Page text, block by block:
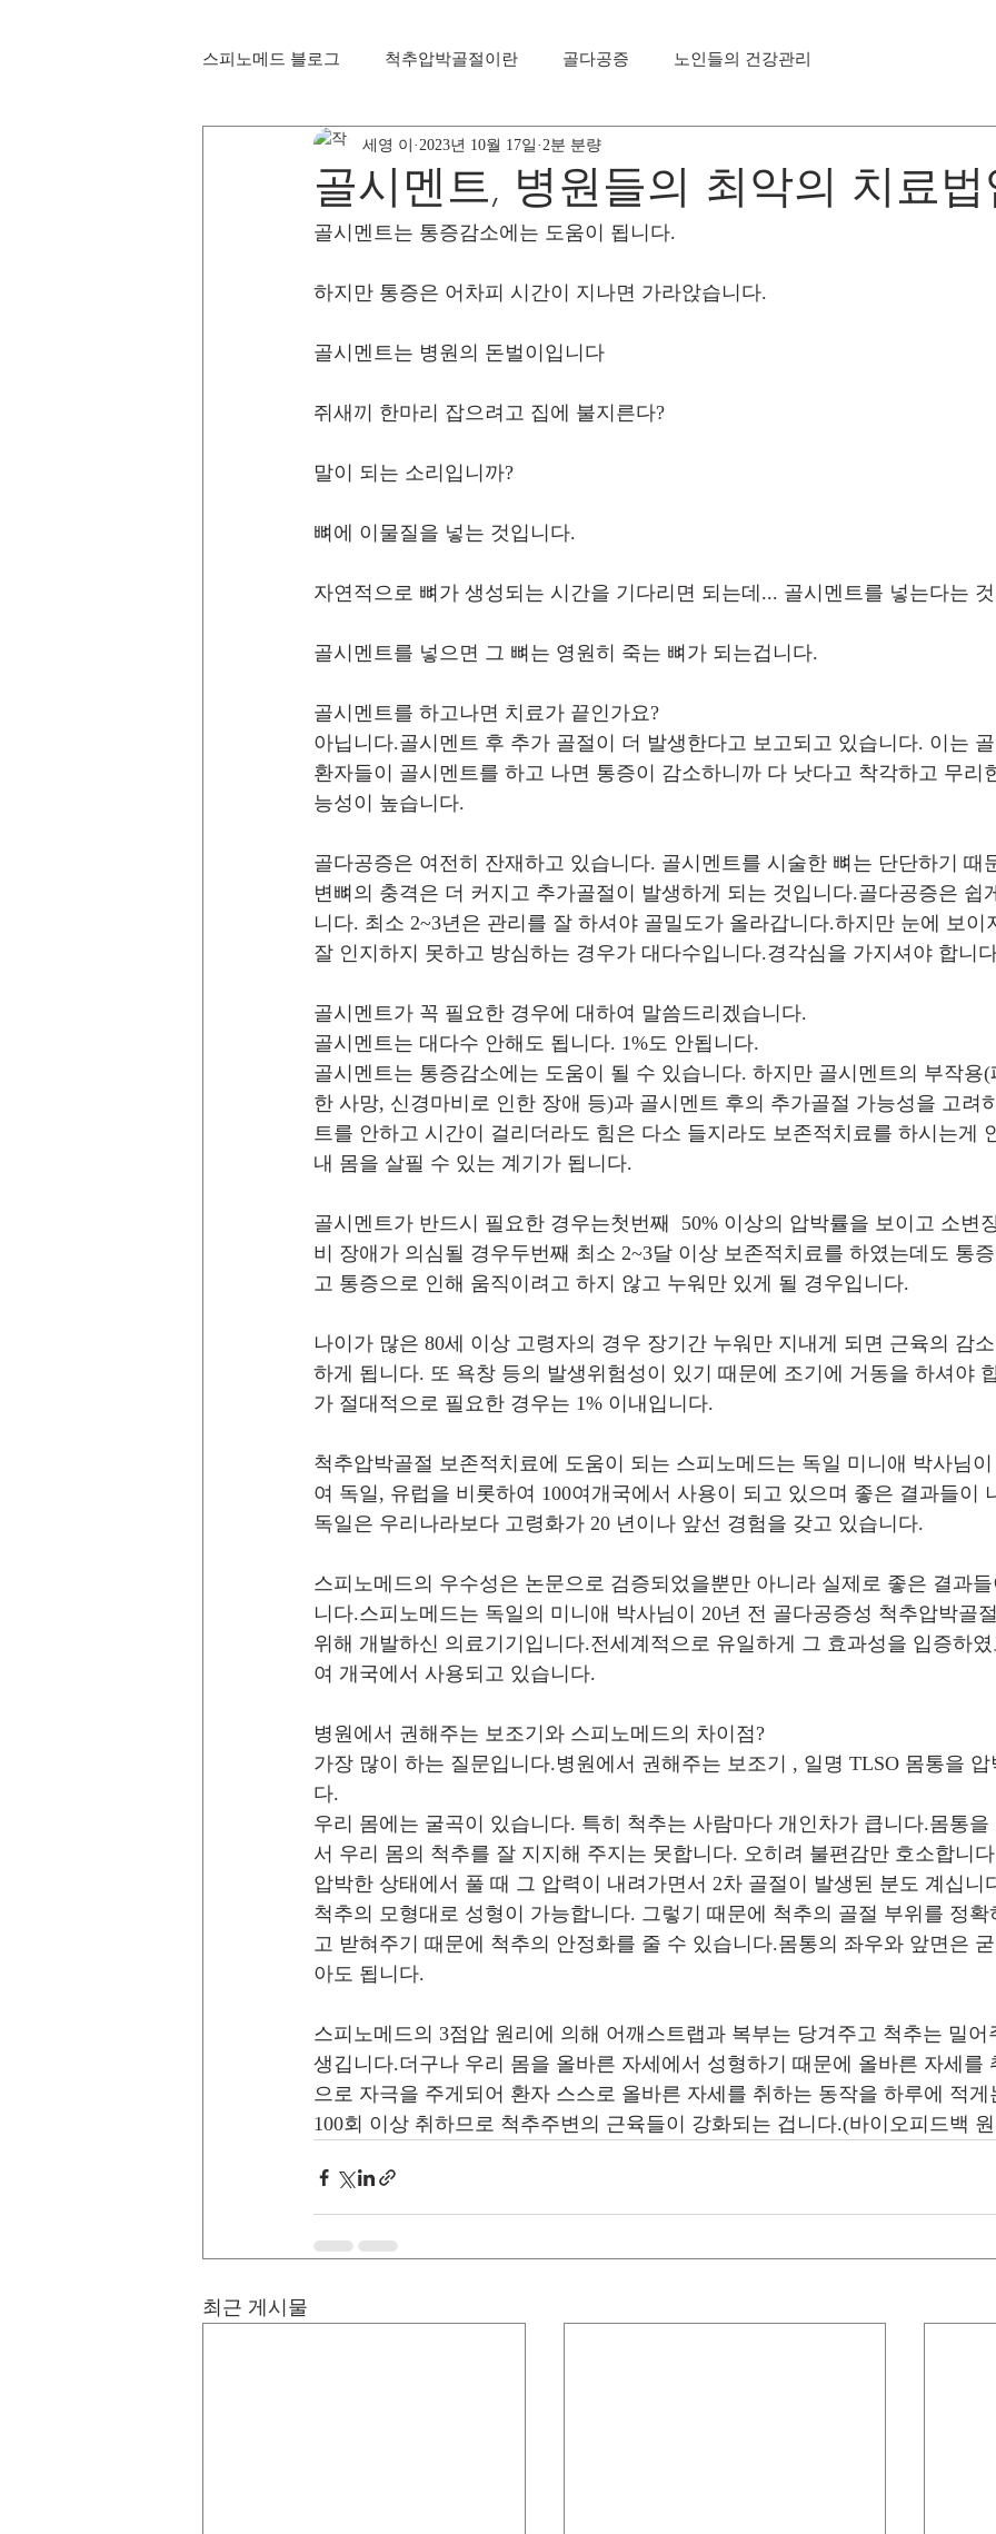
스피노메드 블로그 척추압박골절이란 골다공증 노인들의 건강관리
골시멘트, 병원들의 최악의 치료
세영 이 2023년 10월 17일 2분 분량
골시멘트는 통증감소에는 도움이 됩니다.
하지만 통증은 어차피 시간이 지나면 가라앉습니다.
골시멘트는 병원의 돈벌이입니다
쥐새끼 한마리 잡으려고 집에 불지른다?
말이 되는 소리입니까?
뼈에 이물질을 넣는 것입니다.
자연적으로 뼈가 생성되는 시간을 기다리면 되는데... 골시멘트를 넣는다는
골시멘트를 넣으면 그 뼈는 영원히 죽는 뼈가 되는겁니다.
골시멘트를 하고나면 치료가 끝인가요?
아닙니다.골시멘트 후 추가 골절이 더 발생한다고 보고되고 있습니다. 이는
환자들이 골시멘트를 하고 나면 통증이 감소하니까 다 낫다고 착각하고 무리
능성이 높습니다.
골다공증은 여전히 잔재하고 있습니다. 골시멘트를 시술한 뼈는 단단하기 때
변뼈의 충격은 더 커지고 추가골절이 발생하게 되는 것입니다.골다공증은 쉽
니다. 최소 2~3년은 관리를 잘 하셔야 골밀도가 올라갑니다.하지만 눈에 보
잘 인지하지 못하고 방심하는 경우가 대다수입니다.경각심을 가지셔야 합니
골시멘트가 꼭 필요한 경우에 대하여 말씀드리겠습니다.
골시멘트는 대다수 안해도 됩니다. 1%도 안됩니다.
골시멘트는 통증감소에는 도움이 될 수 있습니다. 하지만 골시멘트의 부작용
한 사망, 신경마비로 인한 장애 등)과 골시멘트 후의 추가골절 가능성을 고려
트를 안하고 시간이 걸리더라도 힘은 다소 들지라도 보존적치료를 하시는게
내 몸을 살필 수 있는 계기가 됩니다.
골시멘트가 반드시 필요한 경우는첫번째  50% 이상의 압박률을 보이고 소변
비 장애가 의심될 경우두번째 최소 2~3달 이상 보존적치료를 하였는데도 통
고 통증으로 인해 움직이려고 하지 않고 누워만 있게 될 경우입니다.
나이가 많은 80세 이상 고령자의 경우 장기간 누워만 지내게 되면 근육의 감
하게 됩니다. 또 욕창 등의 발생위험성이 있기 때문에 조기에 거동을 하셔야
가 절대적으로 필요한 경우는 1% 이내입니다.
척추압박골절 보존적치료에 도움이 되는 스피노메드는 독일 미니애 박사님
여 독일, 유럽을 비롯하여 100여개국에서 사용이 되고 있으며 좋은 결과들이
독일은 우리나라보다 고령화가 20 년이나 앞선 경험을 갖고 있습니다.
스피노메드의 우수성은 논문으로 검증되었을뿐만 아니라 실제로 좋은 결과
니다.스피노메드는 독일의 미니애 박사님이 20년 전 골다공증성 척추압박골
위해 개발하신 의료기기입니다.전세계적으로 유일하게 그 효과성을 입증하
여 개국에서 사용되고 있습니다.
병원에서 권해주는 보조기와 스피노메드의 차이점?
가장 많이 하는 질문입니다.병원에서 권해주는 보조기 , 일명 TLSO 몸통을
다.
우리 몸에는 굴곡이 있습니다. 특히 척추는 사람마다 개인차가 큽니다.몸통
서 우리 몸의 척추를 잘 지지해 주지는 못합니다. 오히려 불편감만 호소합니
압박한 상태에서 풀 때 그 압력이 내려가면서 2차 골절이 발생된 분도 계십
척추의 모형대로 성형이 가능합니다. 그렇기 때문에 척추의 골절 부위를 정확
고 받혀주기 때문에 척추의 안정화를 줄 수 있습니다.몸통의 좌우와 앞면은
아도 됩니다.
스피노메드의 3점압 원리에 의해 어깨스트랩과 복부는 당겨주고 척추는 밀
생깁니다.더구나 우리 몸을 올바른 자세에서 성형하기 때문에 올바른 자세를
으로 자극을 주게되어 환자 스스로 올바른 자세를 취하는 동작을 하루에 적
100회 이상 취하므로 척추주변의 근육들이 강화되는 겁니다.(바이오피드백
최근 게시물